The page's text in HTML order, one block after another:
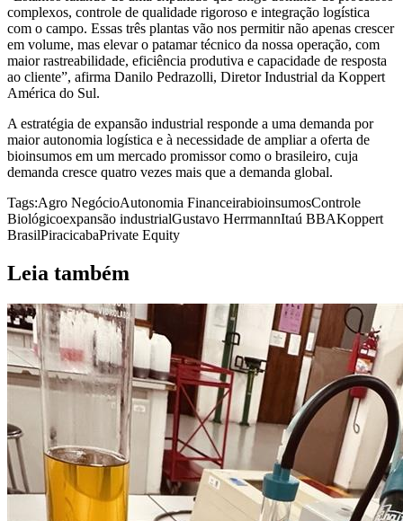
complexos, controle de qualidade rigoroso e integração logística
com o campo. Essas três plantas vão nos permitir não apenas crescer
em volume, mas elevar o patamar técnico da nossa operação, com
maior rastreabilidade, eficiência produtiva e capacidade de resposta
ao cliente”, afirma Danilo Pedrazolli, Diretor Industrial da Koppert
América do Sul.
A estratégia de expansão industrial responde a uma demanda por
maior autonomia logística e à necessidade de ampliar a oferta de
bioinsumos em um mercado promissor como o brasileiro, cuja
demanda cresce quatro vezes mais que a demanda global.
Tags:Agro NegócioAutonomia FinanceirabioinsumosControle
Biológicoexpansão industrialGustavo HerrmannItaú BBAKoppert
BrasilPiracicabaPrivate Equity
Leia também